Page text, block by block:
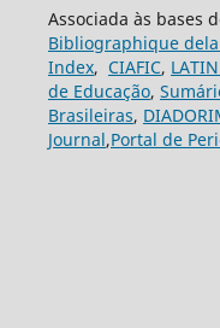
Associada às bases
Bibliographique
Index, CIAFIC,
de Educação,
Brasileiras,
Journal,Portal de